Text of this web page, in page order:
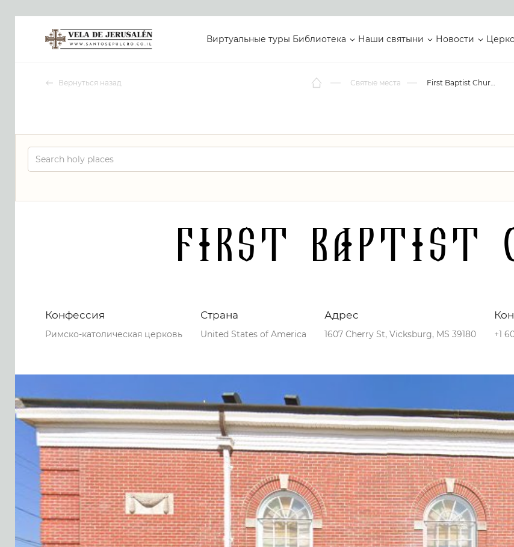
Виртуальные туры Библиотека Наши святыни Новости
Вернуться назад Святые места First Baptist Church
First Baptist
Конфессия
Римско-католическая церковь
Страна
United States of America
Адрес
1607 Cherry St, Vicksburg, MS 39180 +1